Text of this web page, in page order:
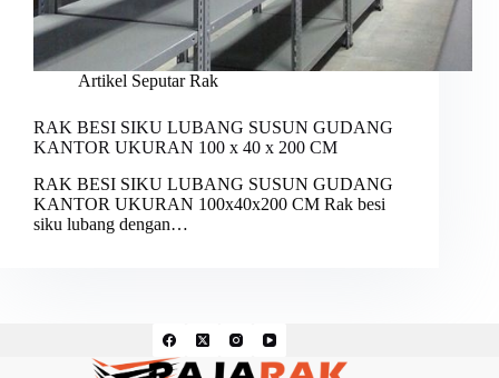
Artikel Seputar Rak
RAK BESI SIKU LUBANG SUSUN GUDANG
KANTOR UKURAN 100 x 40 x 200 CM
RAK BESI SIKU LUBANG SUSUN GUDANG
KANTOR UKURAN 100x40x200 CM Rak besi
siku lubang dengan…